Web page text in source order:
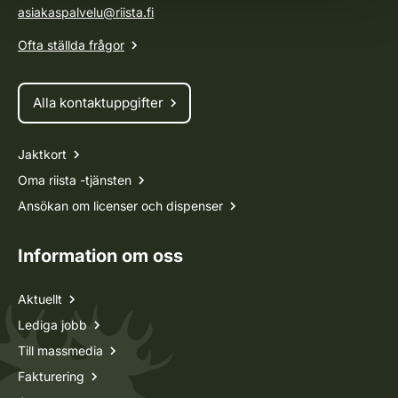
asiakaspalvelu@riista.fi
Ofta ställda frågor
Alla kontaktuppgifter
Jaktkort
Oma riista -tjänsten
Ansökan om licenser och dispenser
Information om oss
Aktuellt
Lediga jobb
Till massmedia
Fakturering